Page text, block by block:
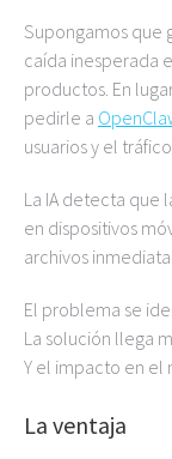
Supongamos que
caída inesperada
productos. En
pedirle a
usuarios y el
La IA detecta que
en dispositivos
archivos
El problema se
La solución llega
Y el impacto en el
La ventaja